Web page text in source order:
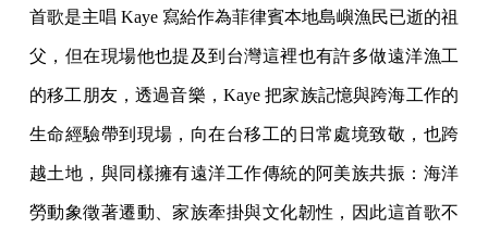
首歌是主唱 Kaye 寫給作為菲律賓本地島嶼漁民已逝的祖
父，但在現場他也提及到台灣這裡也有許多做遠洋漁工
的移工朋友，透過音樂，Kaye 把家族記憶與跨海工作的
生命經驗帶到現場，向在台移工的日常處境致敬，也跨
越土地，與同樣擁有遠洋工作傳統的阿美族共振：海洋
勞動象徵著遷動、家族牽掛與文化韌性，因此這首歌不